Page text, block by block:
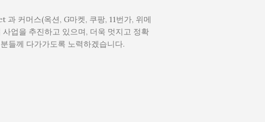
커머스(옥션, G마켓, 쿠팡, 11번가, 위메
업을 추진하고 있으며, 더욱 멋지고 정확
들께 다가가도록 노력하겠습니다.